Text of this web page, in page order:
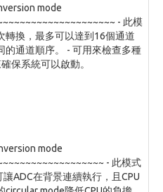
mode
- 此模
轉換，最多可以達到16個通道
的通道順序。 - 可用來檢查多種
保系統可以啟動。
mode
- 此模式
ADC在背景連續執行，且CPU